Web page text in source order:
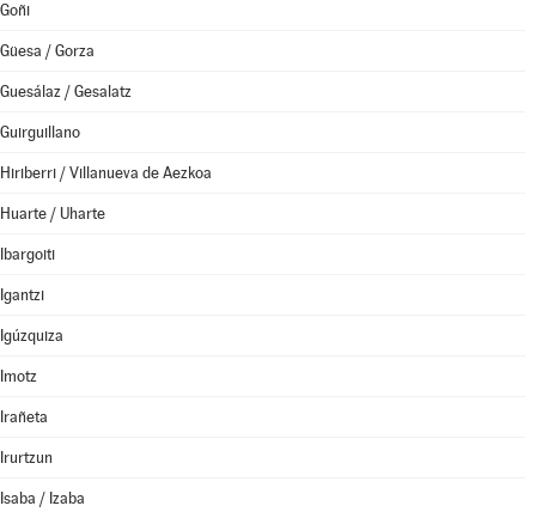
Goñi
Güesa / Gorza
Guesálaz / Gesalatz
Guirguillano
Hiriberri / Villanueva de Aezkoa
Huarte / Uharte
Ibargoiti
Igantzi
Igúzquiza
Imotz
Irañeta
Irurtzun
Isaba / Izaba